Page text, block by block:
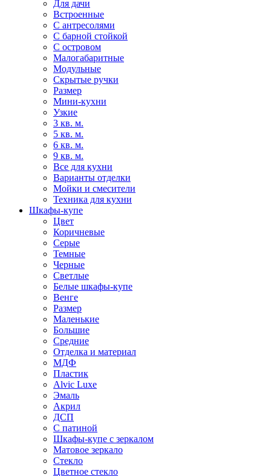
Для дачи
Встроенные
С антресолями
С барной стойкой
С островом
Малогабаритные
Модульные
Скрытые ручки
Размер
Мини-кухни
Узкие
3 кв. м.
5 кв. м.
6 кв. м.
9 кв. м.
Все для кухни
Варианты отделки
Мойки и смесители
Техника для кухни
Шкафы-купе
Цвет
Коричневые
Серые
Темные
Черные
Светлые
Белые шкафы-купе
Венге
Размер
Маленькие
Большие
Средние
Отделка и материал
МДФ
Пластик
Alvic Luxe
Эмаль
Акрил
ДСП
С патиной
Шкафы-купе с зеркалом
Матовое зеркало
Стекло
Цветное стекло